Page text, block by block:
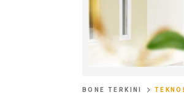
BONE TERKINI